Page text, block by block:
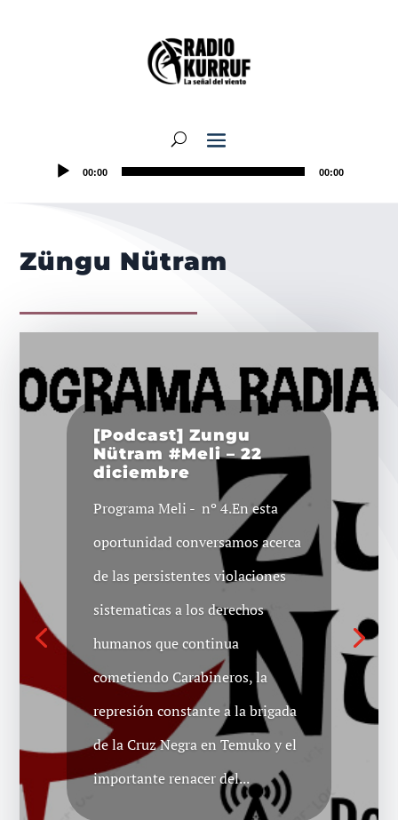
00:00 00:00
Züngu Nütram
[Podcast] Zungu
Nütram #Meli – 22
diciembre
Programa Meli - nº 4.En esta
oportunidad conversamos acerca
de las persistentes violaciones
sistematicas a los derechos
humanos que continua
cometiendo Carabineros, la
represión constante a la brigada
de la Cruz Negra en Temuko y el
importante renacer del...